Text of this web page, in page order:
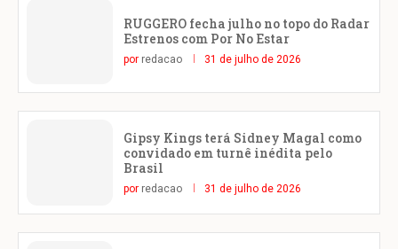
RUGGERO fecha julho no topo do Radar
Estrenos com Por No Estar
por redacao 31 de julho de 2026
Gipsy Kings terá Sidney Magal como
convidado em turnê inédita pelo
Brasil
por redacao 31 de julho de 2026